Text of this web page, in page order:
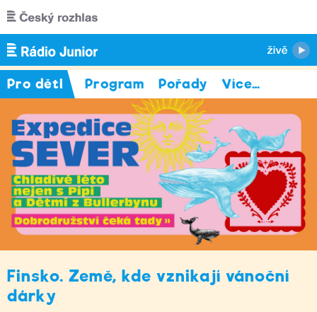
Přejít k hlavnímu obsahu
Pro děti Program Pořady Více…
Finsko. Země, kde vznikají vánoční
dárky